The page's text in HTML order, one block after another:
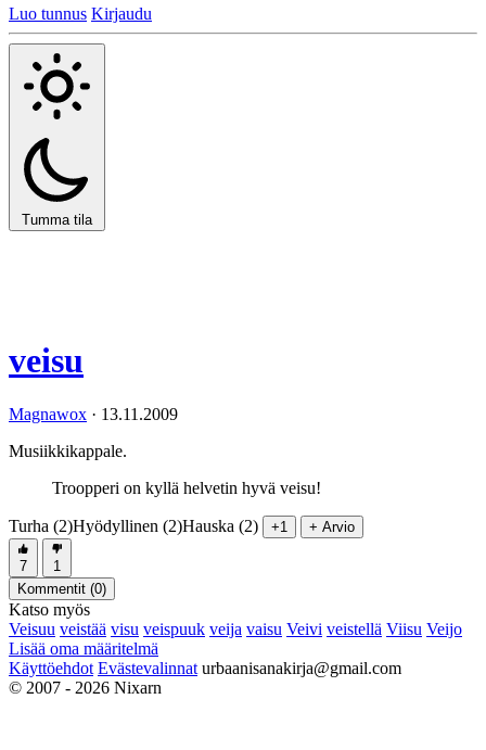
Luo tunnus Kirjaudu
Tumma tila
veisu
Magnawox · 13.11.2009
Musiikkikappale.
Troopperi on kyllä helvetin hyvä veisu!
Turha (2)Hyödyllinen (2)Hauska (2) +1 + Arvio
7
1
Kommentit (0)
Katso myös
Veisuu veistää visu veispuuk veija vaisu Veivi veistellä Viisu Veijo
Lisää oma määritelmä
Käyttöehdot Evästevalinnat urbaanisanakirja@gmail.com
© 2007 - 2026 Nixarn